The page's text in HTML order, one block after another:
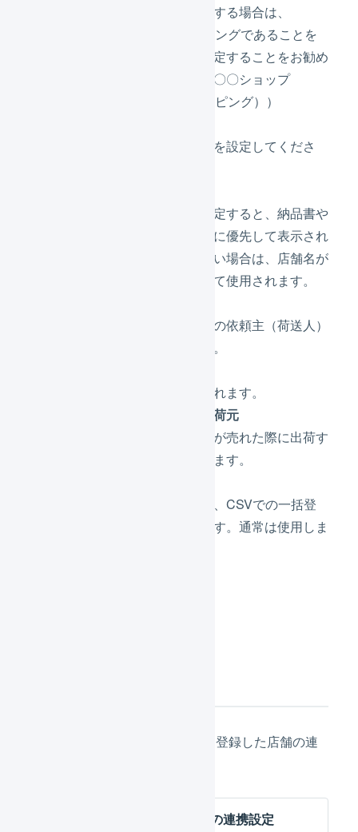
他の店舗を追加する場合は、
Yahoo!ショッピングであることを
わかるように設定することをお勧め
します。（例：〇〇ショップ
（Yahoo!ショッピング））
店舗名の読み方を設定してくださ
店舗表示名を設定すると、納品書や
送り状の店舗名に優先して表示され
ます。入力しない場合は、店舗名が
店舗表示名として使用されます。
配送会社送り状の依頼主（荷送人）
に使用されます。
納品書に記載されます。
デフォルトの出荷元
この店舗で商品が売れた際に出荷す
る倉庫を選択します。
店舗をまたいだ、CSVでの一括登
録時に使用します。通常は使用しま
店舗の作成が完了したら、次は登録した店舗の連
Yahoo!ショッピング 店舗の連携設定